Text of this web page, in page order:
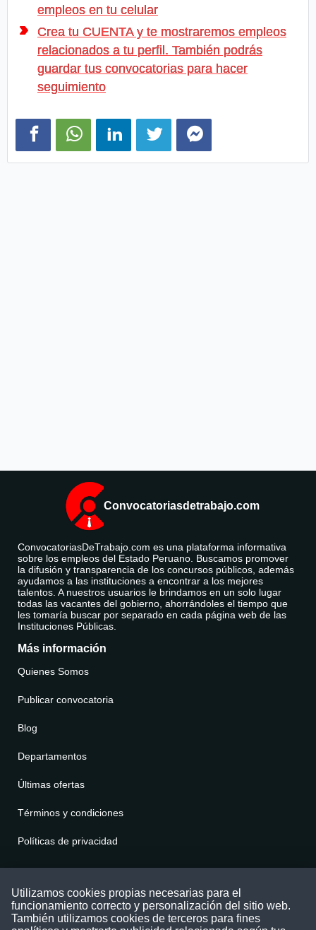
empleos en tu celular
Crea tu CUENTA y te mostraremos empleos
relacionados a tu perfil. También podrás
guardar tus convocatorias para hacer
seguimiento
Convocatoriasdetrabajo.com
ConvocatoriasDeTrabajo.com es una plataforma informativa
sobre los empleos del Estado Peruano. Buscamos promover
la difusión y transparencia de los concursos públicos, además
ayudamos a las instituciones a encontrar a los mejores
talentos. A nuestros usuarios le brindamos en un solo lugar
todas las vacantes del gobierno, ahorrándoles el tiempo que
les tomaría buscar por separado en cada página web de las
Instituciones Públicas.
Más información
Quienes Somos
Publicar convocatoria
Blog
Departamentos
Últimas ofertas
Términos y condiciones
Políticas de privacidad
Puede comunicarse con nosotros a través
nuestras redes sociales o del correo:
Utilizamos cookies propias necesarias para el
funcionamiento correcto y personalización del sitio web.
También utilizamos cookies de terceros para fines